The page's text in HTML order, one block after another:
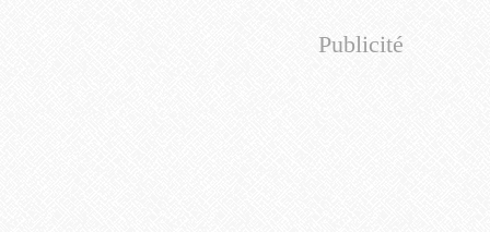
Publicité